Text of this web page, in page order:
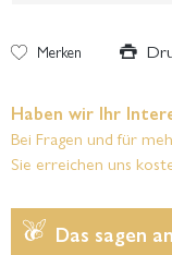
Merken
Haben wir Ihr
Bei Fragen und für
Sie erreichen uns
Das sagen